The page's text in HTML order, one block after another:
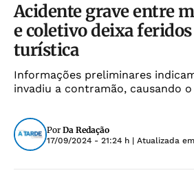
Acidente grave entre
e coletivo deixa
turística
Informações preliminares
invadiu a contramão, causando
Por Da Redação
17/09/2024 - 21:24 h | Atualizada em